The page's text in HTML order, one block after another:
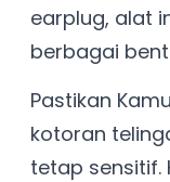
earplug, alat
berbagai
Pastikan
kotoran
tetap sensitif.